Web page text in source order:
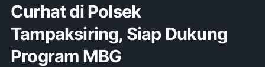
Curhat di Polsek
Tampaksiring, Siap Dukung
Program MBG